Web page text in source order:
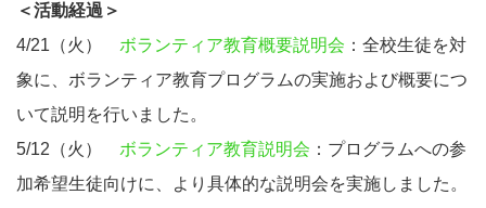
＜活動経過＞
4/21（火） ボランティア教育概要説明会 ：全校生徒を対
象に、ボランティア教育プログラムの実施および概要につ
いて説明を行いました。
5/12（火） ボランティア教育説明会 ：プログラムへの参
加希望生徒向けに、より具体的な説明会を実施しました。